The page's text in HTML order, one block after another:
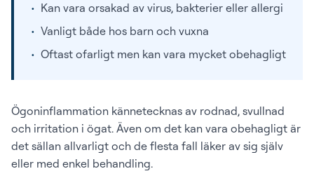
• Kan vara orsakad av virus, bakterier eller allergi
• Vanligt både hos barn och vuxna
• Oftast ofarligt men kan vara mycket obehagligt
Ögoninflammation kännetecknas av rodnad, svullnad
och irritation i ögat. Även om det kan vara obehagligt är
det sällan allvarligt och de flesta fall läker av sig själv
eller med enkel behandling.